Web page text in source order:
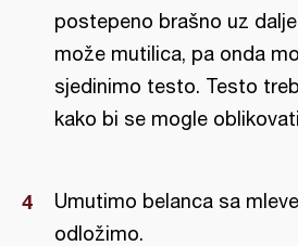
postepeno brašno uz
može mutilica, pa onda
sjedinimo testo. Testo
kako bi se mogle
Umutimo belanca sa
odložimo.